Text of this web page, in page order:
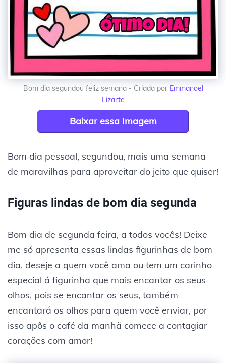
Bom dia segundou feliz semana - Criada por Emmanoel
Lizarte
Baixar essa Imagem
Bom dia pessoal, segundou, mais uma semana
de maravilhas para aproveitar do jeito que quiser!
Figuras lindas de bom dia segunda
Bom dia de segunda feira, a todos vocês! Deixe
me só apresenta essas lindas figurinhas de bom
dia, deseje a quem você ama ou tem um carinho
especial á figurinha que mais encantar os seus
olhos, pois se encantar os seus, também
encantará os olhos para quem você enviar, por
isso apôs o café da manhã comece a contagiar
corações com amor!